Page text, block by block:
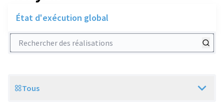
État d'exécution global
Rechercher des réalisations
Scope
Tous